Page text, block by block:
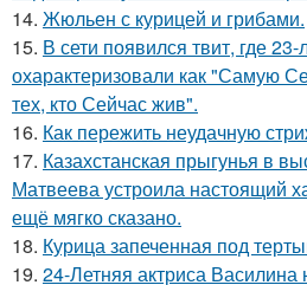
14. Жюльен с курицей и грибами.
15. В сети появился твит, где
охарактеризовали как "Самую
тех, кто Сейчас жив".
16. Как пережить неудачную
17. Казахстанская прыгунья в
Матвеева устроила настоящий
ещё мягко сказано.
18. Курица запеченная под
19. 24-Летняя актриса Василина